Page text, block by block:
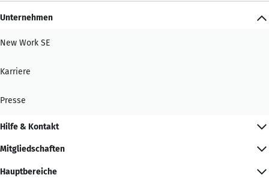
Unternehmen
New Work SE
Karriere
Presse
Hilfe & Kontakt
Mitgliedschaften
Hauptbereiche